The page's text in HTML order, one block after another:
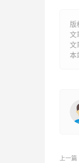
版
文
文
本
上一篇